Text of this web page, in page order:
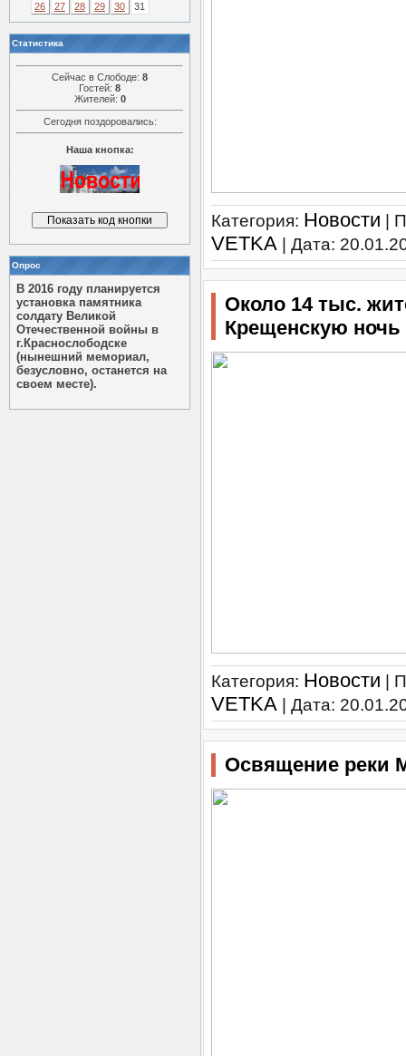
26
27 28 29 30 31
Статистика
Сейчас в Слободе: 8
Гостей: 8
Жителей: 0
Сегодня поздоровались:
Наша кнопка:
Опрос
В 2016 году планируется
установка памятника
солдату Великой
Отечественной войны в
г.Краснослободске
(нынешний мемориал,
безусловно, останется на
своем месте).
Категория: Новости |
VETKA | Дата:
Около 14 тыс.
Крещенскую ночь
Категория: Новости |
VETKA | Дата:
Освящение реки